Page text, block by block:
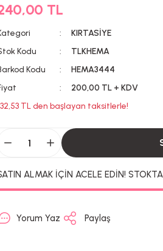
TL
KIRTASİYE
Kodu
TLKHEMA
Kodu
HEMA3444
200,00 TL + KDV
TL den başlayan taksitlerle!
ALMAK İÇİN ACELE EDİN!
Yorum Yaz Paylaş